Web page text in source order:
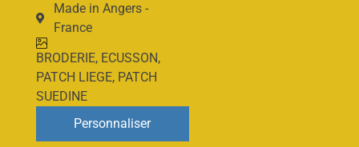
Made in Angers -
France
BRODERIE, ECUSSON,
PATCH LIEGE, PATCH
SUEDINE
Personnaliser